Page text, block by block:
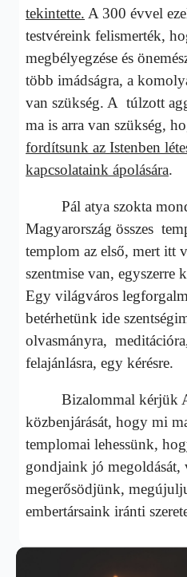
tekintette. A 300 évvel
testvéreink felismerték,
megbélyegzése és
több imádságra, a
van szükség. A túlzott
ma is arra van szükség,
fordítsunk az Istenben
kapcsolataink ápolására.
Pál atya szokta
Magyarország összes
templom az első, mert itt
szentmise van, egyszerre
Egy világváros
betérhetünk ide
olvasmányra,
felajánlásra, egy kérésre.
Bizalommal kérjük
közbenjárását, hogy mi
templomai lehessünk,
gondjaink jó megoldását,
megerősödjünk,
embertársaink iránti